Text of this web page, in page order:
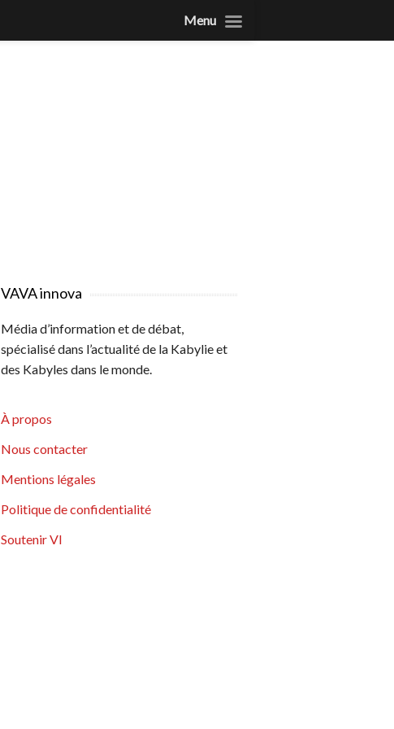
VAVA innova
Média d’information et de débat,
spécialisé dans l’actualité de la Kabylie et
des Kabyles dans le monde.
À propos
Nous contacter
Mentions légales
Politique de confidentialité
Soutenir VI
Menu